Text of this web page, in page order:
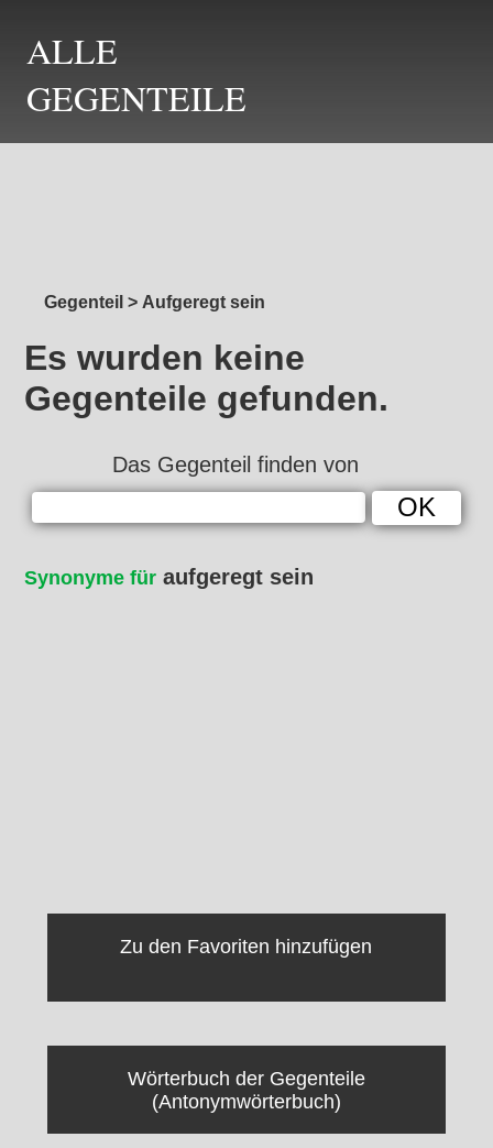
ALLE
GEGENTEILE
Gegenteil > Aufgeregt sein
Es wurden keine
Gegenteile gefunden.
Das Gegenteil finden von
Synonyme für aufgeregt sein
Zu den Favoriten hinzufügen
Wörterbuch der Gegenteile
(Antonymwörterbuch)